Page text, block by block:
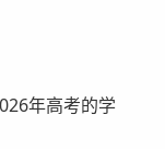
年高考的学